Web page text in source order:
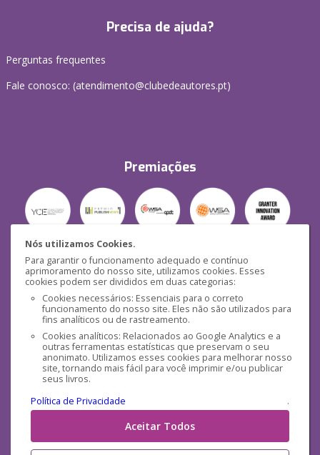
Nós utilizamos Cookies.
Para garantir o funcionamento adequado e contínuo
aprimoramento do nosso site, utilizamos cookies. Esses
cookies podem ser divididos em duas categorias:
Cookies necessários: Essenciais para o correto
funcionamento do nosso site. Eles não são utilizados para
fins analíticos ou de rastreamento.
Cookies analíticos: Relacionados ao Google Analytics e a
outras ferramentas estatísticas que preservam o seu
anonimato. Utilizamos esses cookies para melhorar nosso
site, tornando mais fácil para você imprimir e/ou publicar
seus livros.
Política de Privacidade
.
Aceitar Todos
Precisa de ajuda?
Perguntas frequentes
Fale conosco: (atendimento@clubedeautores.pt)
Premiações
Segurança
Mídias Sociais